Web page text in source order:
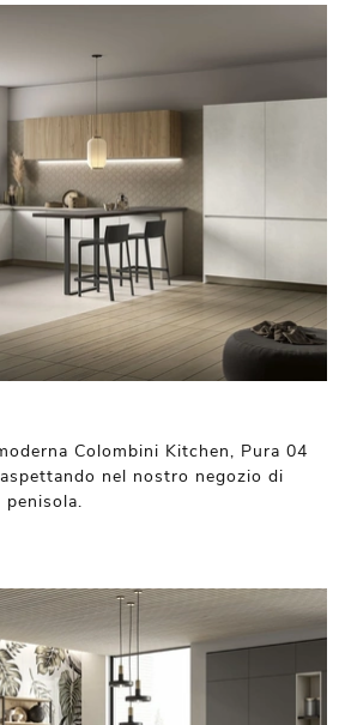
Colombini Kitchen, Pura 04
nel nostro negozio di
penisola.